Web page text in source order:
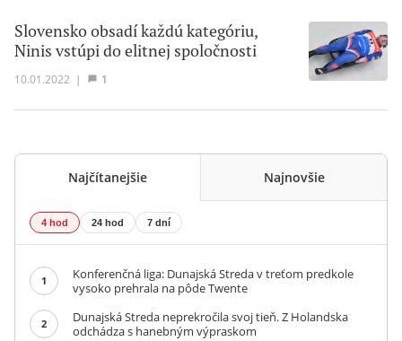
Slovensko obsadí každú kategóriu,
Ninis vstúpi do elitnej spoločnosti
10.01.2022 | 1
Najčítanejšie Najnovšie
4 hod 24 hod 7 dní
1
Konferenčná liga: Dunajská Streda v treťom predkole
vysoko prehrala na pôde Twente
2
Dunajská Streda neprekročila svoj tieň. Z Holandska
odchádza s hanebným výpraskom